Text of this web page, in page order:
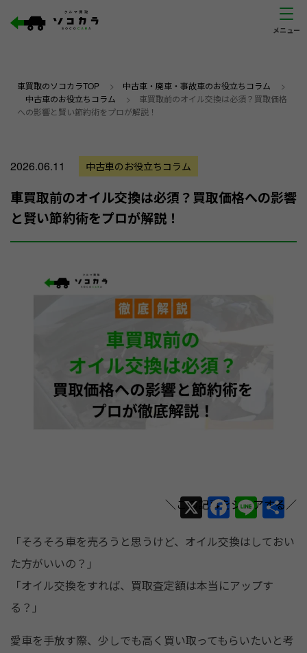
車買取のソコカラTOP > 中古車・廃車・事故車のお役立ちコラム >
中古車のお役立ちコラム > 車買取前のオイル交換は必須？買取価格
への影響と賢い節約術をプロが解説！
2026.06.11 中古車のお役立ちコラム
車買取前のオイル交換は必須？買取価格への影響
と賢い節約術をプロが解説！
X F
a
c
e
b
o
Li
n
e
共
有
「そろそろ車を売ろうと思うけど、オイル交換はしておい
た方がいいの？」
「オイル交換をすれば、買取査定額は本当にアップす
る？」
愛車を手放す際、少しでも高く買い取ってもらいたいと考